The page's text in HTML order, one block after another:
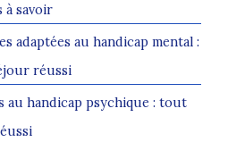
à savoir
adaptées au handicap mental :
réussi
au handicap psychique : tout